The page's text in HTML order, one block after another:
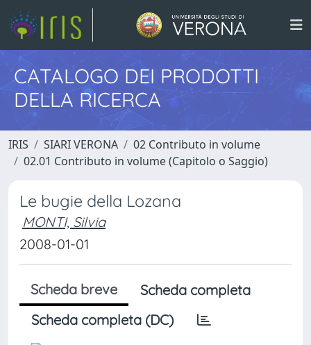
CATALOGO DEI PRODOTTI
DELLA RICERCA
IRIS SIARI VERONA
02 Contributo in volume
02.01 Contributo in volume (Capitolo o Saggio)
Le bugie della Lozana
MONTI, Silvia
2008-01-01
Scheda breve
Scheda completa
Scheda completa (DC)